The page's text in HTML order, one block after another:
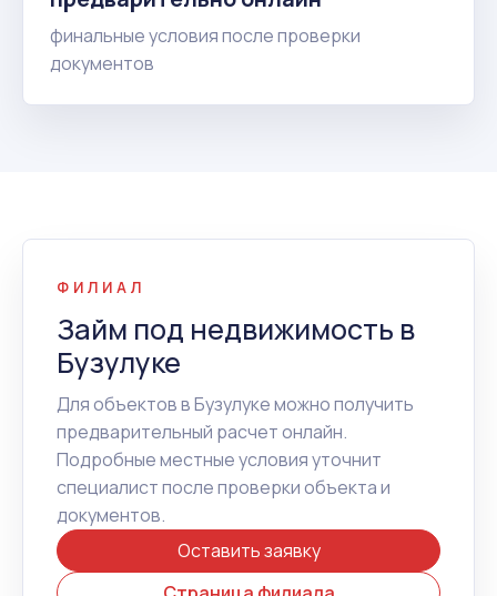
финальные условия после проверки
документов
ФИЛИАЛ
Займ под недвижимость в
Бузулуке
Для объектов в Бузулуке можно получить
предварительный расчет онлайн.
Подробные местные условия уточнит
специалист после проверки объекта и
документов.
Оставить заявку